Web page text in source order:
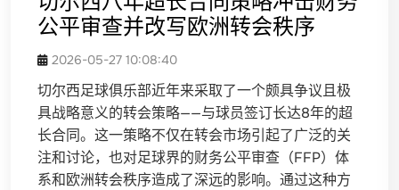
公平审查并改写欧洲转会秩序
2026-05-27 10:08:40
切尔西足球俱乐部近年来采取了一个颇具争议且极
具战略意义的转会策略——与球员签订长达8年的超
长合同。这一策略不仅在转会市场引起了广泛的关
注和讨论，也对足球界的财务公平审查（FFP）体
系和欧洲转会秩序造成了深远的影响。通过这种方